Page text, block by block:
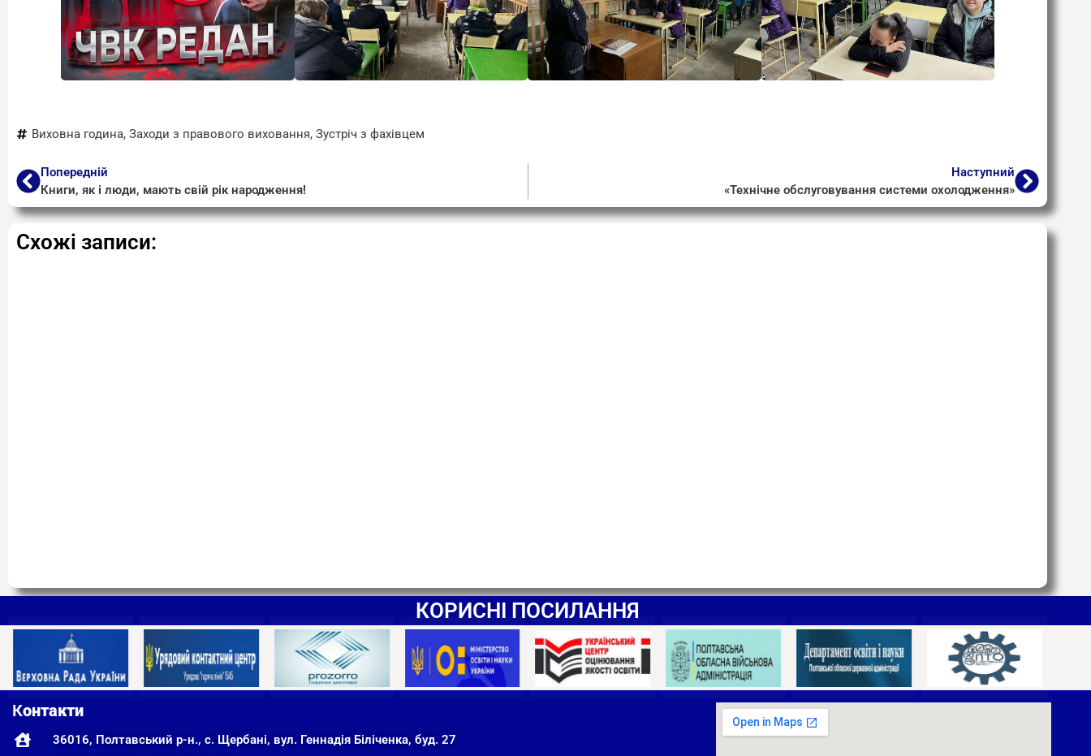
Виховна година, Заходи з правового виховання, Зустріч з фахівцем
Попередній
Книги, як і люди, мають свій рік народження!
Наступний
«Технічне обслуговування системи охолодження»
Схожі записи:
КОРИСНІ ПОСИЛАННЯ
Контакти
36016, Полтавський р-н., с. Щербані, вул. Геннадія Біліченка, буд. 27